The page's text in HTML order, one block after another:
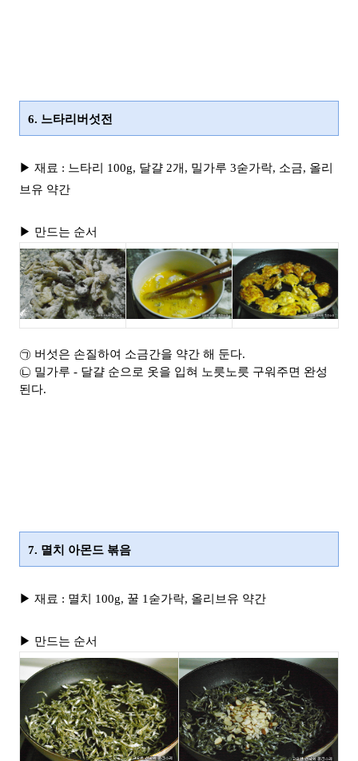
6. 느타리버섯전
▶ 재료 : 느타리 100g, 달걀 2개, 밀가루 3숟가락, 소금, 올리
브유 약간
▶ 만드는 순서
㉠ 버섯은 손질하여 소금간을 약간 해 둔다.
㉡ 밀가루 - 달걀 순으로 옷을 입혀 노릇노릇 구워주면 완성
된다.
7. 멸치 아몬드 볶음
▶ 재료 : 멸치 100g, 꿀 1숟가락, 올리브유 약간
▶ 만드는 순서